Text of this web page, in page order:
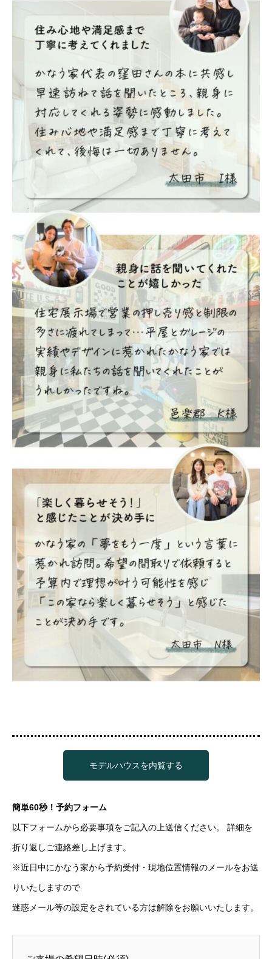
モデルハウスを内覧する
簡単60秒！予約フォーム
以下フォームから必要事項をご記入の上送信ください。 詳細を
折り返しご連絡差し上げます。
※近日中にかなう家から予約受付・現地位置情報のメールをお送
りいたしますので
迷惑メール等の設定をされている方は解除をお願いいたします。